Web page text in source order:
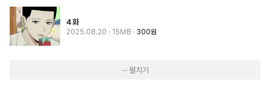
4화
2025.08.20 · 15MB 300원
··· 펼치기